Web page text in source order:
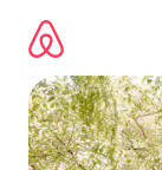
direct
naar
inhoud